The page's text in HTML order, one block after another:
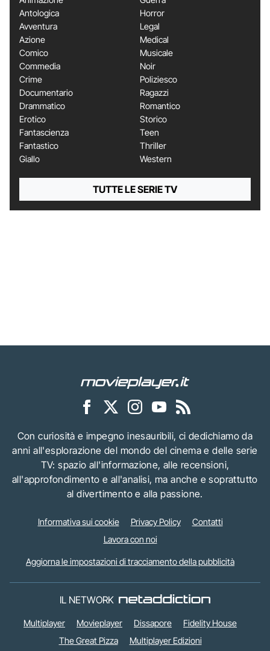
Antologica
Avventura
Azione
Comico
Commedia
Crime
Documentario
Drammatico
Erotico
Fantascienza
Fantastico
Giallo
Horror
Legal
Medical
Musicale
Noir
Poliziesco
Ragazzi
Romantico
Storico
Teen
Thriller
Western
TUTTE LE SERIE TV
Con curiosità e impegno inesauribili, ci dedichiamo da
anni all'esplorazione del mondo del cinema e delle serie
TV: spazio all'informazione, alle recensioni,
all'approfondimento e all'analisi, ma anche e soprattutto
al divertimento e alla passione.
Informativa sui cookie Privacy Policy
Contatti
Lavora con noi
Aggiorna le impostazioni di tracciamento della pubblicità
IL NETWORK
Multiplayer Movieplayer Dissapore
Fidelity House
The Great Pizza
Multiplayer Edizioni